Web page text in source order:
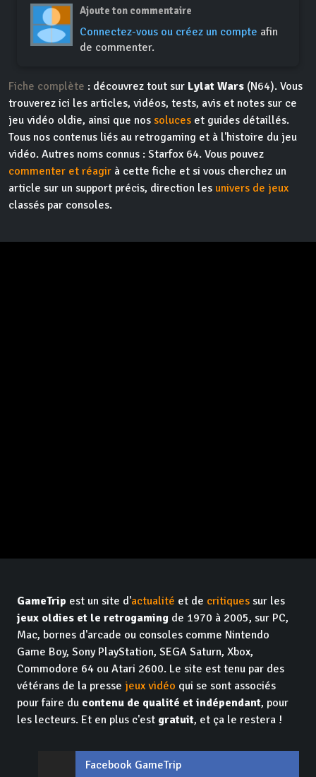
Ajoute ton commentaire
Connectez-vous ou créez un compte afin
de commenter.
Fiche complète : découvrez tout sur Lylat Wars (N64). Vous
trouverez ici les articles, vidéos, tests, avis et notes sur ce
jeu vidéo oldie, ainsi que nos soluces et guides détaillés.
Tous nos contenus liés au retrogaming et à l'histoire du jeu
vidéo. Autres noms connus : Starfox 64. Vous pouvez
commenter et réagir à cette fiche et si vous cherchez un
article sur un support précis, direction les univers de jeux
classés par consoles.
GameTrip est un site d'actualité et de critiques sur les
jeux oldies et le retrogaming de 1970 à 2005, sur PC,
Mac, bornes d'arcade ou consoles comme Nintendo
Game Boy, Sony PlayStation, SEGA Saturn, Xbox,
Commodore 64 ou Atari 2600. Le site est tenu par des
vétérans de la presse jeux vidéo qui se sont associés
pour faire du contenu de qualité et indépendant, pour
les lecteurs. Et en plus c'est gratuit, et ça le restera !
Facebook GameTrip